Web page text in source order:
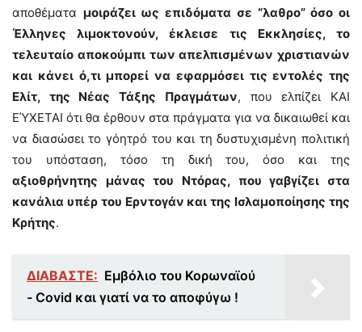
αποθέματα μοιράζει ως επιδόματα σε “λαθρο” όσο οι
Έλληνες λιμοκτονούν, έκλεισε τις Εκκλησίες, το
τελευταίο αποκούμπι των απελπισμένων χριστιανών
και κάνει ό,τι μπορεί να εφαρμόσει τις εντολές της
Ελίτ, της Νέας Τάξης Πραγμάτων, που ελπίζει ΚΑΙ
ΕΎΧΕΤΑΙ ότι θα έρθουν στα πράγματα για να δικαιωθεί και
να διασώσει το γόητρό του και τη δυστυχισμένη πολιτική
του υπόσταση, τόσο τη δική του, όσο και της
αξιοθρήνητης μάνας του Ντόρας, που γαβγίζει στα
κανάλια υπέρ του Ερντογάν και της Ισλαμοποίησης της
Κρήτης.
ΔΙΑΒΑΣΤΕ: Εμβόλιο του Κορωναϊού
- Covid και γιατί να το αποφύγω !